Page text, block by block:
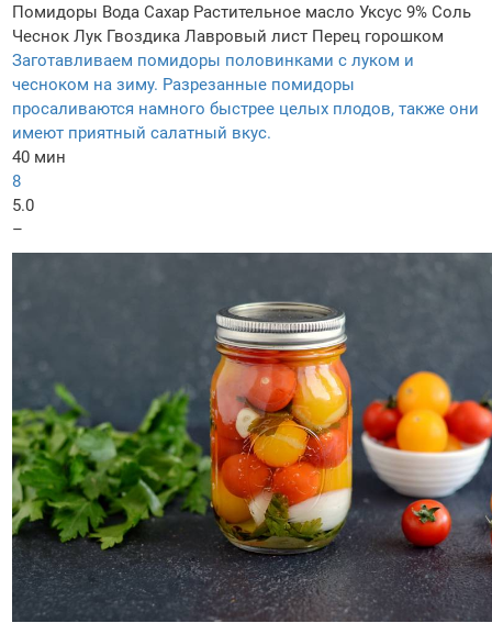
Помидоры Вода Сахар Растительное масло Уксус 9% Соль
Чеснок Лук Гвоздика Лавровый лист Перец горошком
Заготавливаем помидоры половинками с луком и
чесноком на зиму. Разрезанные помидоры
просаливаются намного быстрее целых плодов, также они
имеют приятный салатный вкус.
40 мин
8
5.0
–